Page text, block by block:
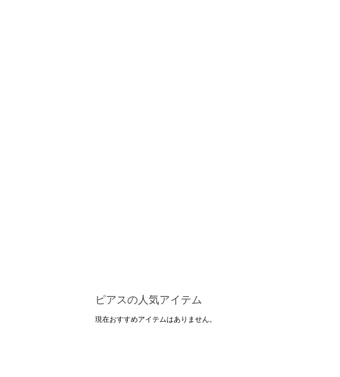
ピアスの人気アイテム
現在おすすめアイテムはありません。